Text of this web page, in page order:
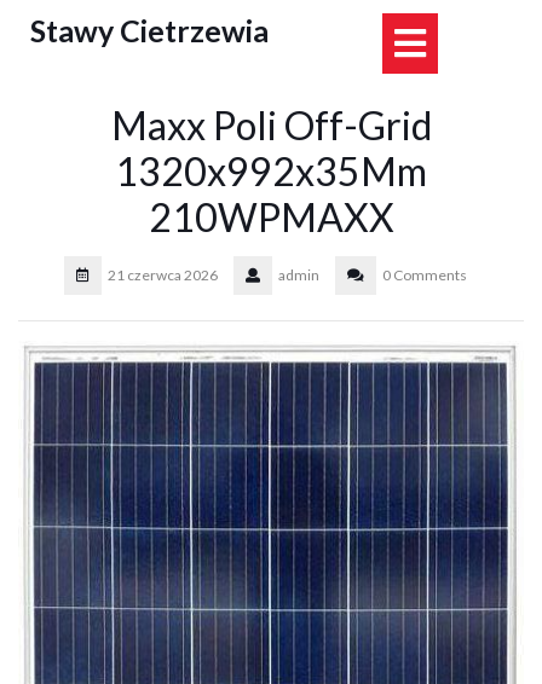
Stawy Cietrzewia
Maxx Poli Off-Grid
1320x992x35Mm
210WPMAXX
21 czerwca 2026 admin 0 Comments